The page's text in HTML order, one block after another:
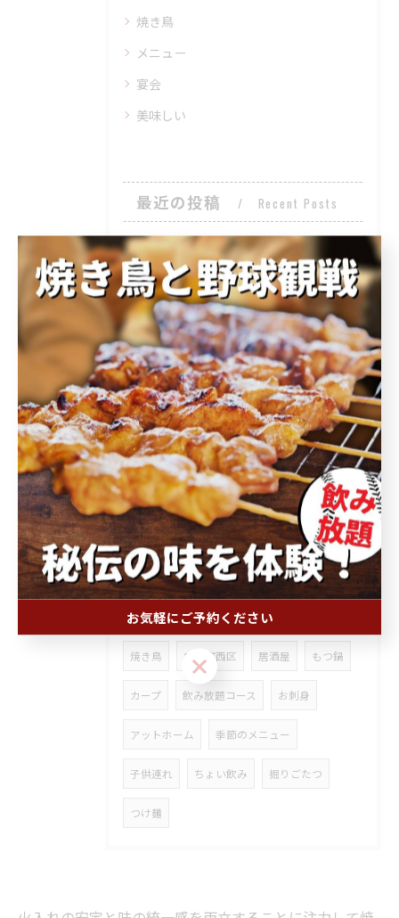
焼き鳥
メニュー
宴会
美味しい
最近の投稿 Recent Posts
2026/07/31
2026/07/30
2025/08/09
✨🈺✨🈺✨🈺✨🈺✨
タグ Tags
焼き鳥 広島市西区 居酒屋 もつ鍋
カープ 飲み放題コース お刺身
アットホーム 季節のメニュー
子供連れ ちょい飲み 掘りごたつ
つけ麺
お気軽にご予約ください
お気軽にご予約ください